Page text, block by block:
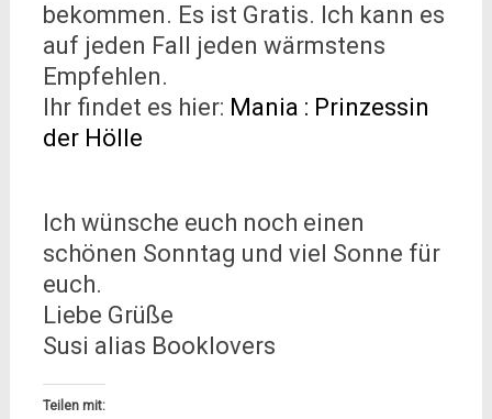
bekommen. Es ist Gratis. Ich kann es
auf jeden Fall jeden wärmstens
Empfehlen.
Ihr findet es hier: Mania : Prinzessin
der Hölle
Ich wünsche euch noch einen
schönen Sonntag und viel Sonne für
euch.
Liebe Grüße
Susi alias Booklovers
Teilen mit: